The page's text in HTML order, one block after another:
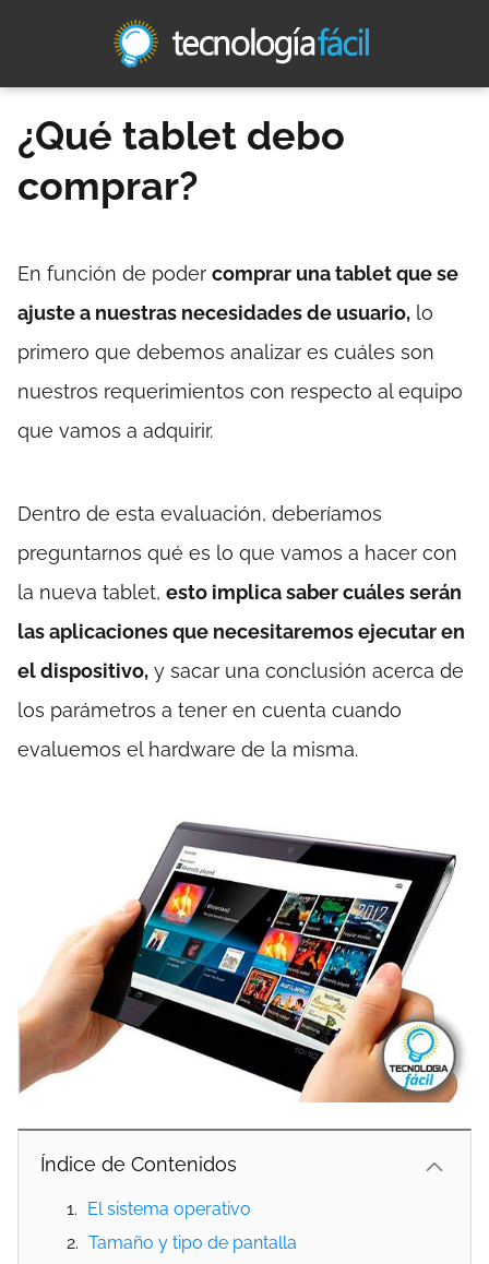
¿Qué tablet debo
comprar?
En función de poder comprar una tablet que se
ajuste a nuestras necesidades de usuario, lo
primero que debemos analizar es cuáles son
nuestros requerimientos con respecto al equipo
que vamos a adquirir.
Dentro de esta evaluación, deberíamos
preguntarnos qué es lo que vamos a hacer con
la nueva tablet, esto implica saber cuáles serán
las aplicaciones que necesitaremos ejecutar en
el dispositivo, y sacar una conclusión acerca de
los parámetros a tener en cuenta cuando
evaluemos el hardware de la misma.
Índice de Contenidos
El sistema operativo
Tamaño y tipo de pantalla